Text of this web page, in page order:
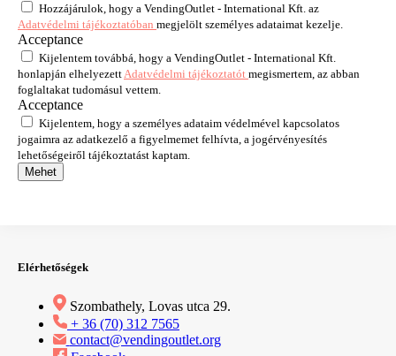
Hozzájárulok, hogy a VendingOutlet - International Kft. az
Adatvédelmi tájékoztatóban megjelölt személyes adataimat kezelje.
Acceptance
Kijelentem továbbá, hogy a VendingOutlet - International Kft.
honlapján elhelyezett Adatvédelmi tájékoztatót megismertem, az abban
foglaltakat tudomásul vettem.
Acceptance
Kijelentem, hogy a személyes adataim védelmével kapcsolatos
jogaimra az adatkezelő a figyelmemet felhívta, a jogérvényesítés
lehetőségeiről tájékoztatást kaptam.
Mehet
Elérhetőségek
Szombathely, Lovas utca 29.
+ 36 (70) 312 7565
contact@vendingoutlet.org